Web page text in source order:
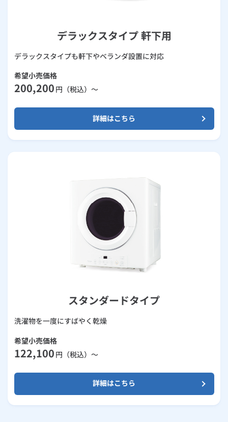
デラックスタイプ 軒下用
デラックスタイプも軒下やベランダ設置に対応
希望小売価格
200,200 円（税込）～
詳細はこちら
スタンダードタイプ
洗濯物を一度にすばやく乾燥
希望小売価格
122,100 円（税込）～
詳細はこちら